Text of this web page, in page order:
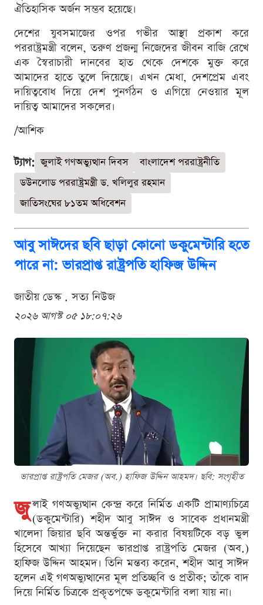
ঐতিহাসিক অর্জন সম্ভব হয়েছে।
দেশের যুবসমাজের ওপর গভীর আস্থা প্রকাশ করে
পররাষ্ট্রমন্ত্রী বলেন, তরুণ প্রজন্ম নিজেদের জীবন বাজি রেখে
এক স্বৈরাচারী দানবের হাত থেকে দেশকে মুক্ত করে
আমাদের হাতে তুলে দিয়েছে। এখন মেধা, দেশপ্রেম এবং
দায়িত্ববোধ দিয়ে দেশ পুনর্গঠন ও এগিয়ে নেওয়ার মূল
দায়িত্ব আমাদের সকলের।
/আশিক
ট্যাগ: জুলাই গণঅভ্যুত্থান দিবস
বাংলাদেশ পররাষ্ট্রনীতি
ডউনলোড পররাষ্ট্রমন্ত্রী ড. খলিলুর রহমান
জাতিসংঘের ৮১তম অধিবেশন
আবু সাঈদের ছবি ছাড়া কোনো ডকুমেন্টারি হতে
পারে না: ভারপ্রাপ্ত রাষ্ট্রপতি হাফিজ উদ্দিন
জাতীয় ডেস্ক . সত্য নিউজ
২০২৬ আগস্ট ০৫ ১৮:০৭:২৬
ভারপ্রাপ্ত রাষ্ট্রপতি মেজর (অব.) হাফিজ উদ্দিন আহমদ। ছবি: সংগৃহীত
জু লাই গণঅভ্যুত্থান কেন্দ্র করে নির্মিত একটি প্রামাণ্যচিত্রে
(ডকুমেন্টারি) শহীদ আবু সাঈদ ও সাবেক প্রধানমন্ত্রী
খালেদা জিয়ার ছবি অন্তর্ভুক্ত না করার বিষয়টিকে বড় ভুল
হিসেবে আখ্যা দিয়েছেন ভারপ্রাপ্ত রাষ্ট্রপতি মেজর (অব.)
হাফিজ উদ্দিন আহমদ। তিনি মন্তব্য করেন, শহীদ আবু সাঈদ
হলেন এই গণঅভ্যুত্থানের মূল প্রতিচ্ছবি ও প্রতীক; তাঁকে বাদ
দিয়ে নির্মিত চিত্রকে প্রকৃতপক্ষে ডকুমেন্টারি বলা যায় না।